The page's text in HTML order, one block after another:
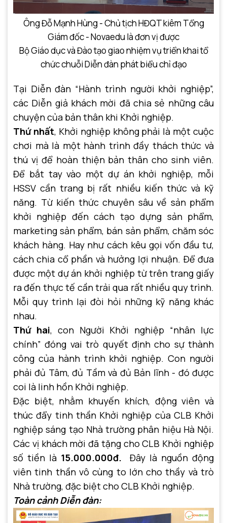
Ông Đỗ Mạnh Hùng - Chủ tịch HĐQT kiêm Tổng
Giám đốc - Novaedu là đơn vị được
Bộ Giáo dục và Đào tạo giao nhiệm vụ triển khai tổ
chức chuỗi Diễn đàn phát biểu chỉ đạo
Tại Diễn đàn “Hành trình người khởi nghiệp”,
các Diễn giả khách mời đã chia sẻ những câu
chuyện của bản thân khi Khởi nghiệp.
Thứ nhất, Khởi nghiệp không phải là một cuộc
chơi mà là một hành trình đầy thách thức và
thú vị để hoàn thiện bản thân cho sinh viên.
Để bắt tay vào một dự án khởi nghiệp, mỗi
HSSV cần trang bị rất nhiều kiến thức và kỹ
năng. Từ kiến thức chuyên sâu về sản phẩm
khởi nghiệp đến cách tạo dựng sản phẩm,
marketing sản phẩm, bán sản phẩm, chăm sóc
khách hàng. Hay như cách kêu gọi vốn đầu tư,
cách chia cổ phần và hưởng lợi nhuận. Để đưa
được một dự án khởi nghiệp từ trên trang giấy
ra đến thực tế cần trải qua rất nhiều quy trình.
Mỗi quy trình lại đòi hỏi những kỹ năng khác
nhau.
Thứ hai, con Người Khởi nghiệp “nhân lực
chính” đóng vai trò quyết định cho sự thành
công của hành trình khởi nghiệp. Con người
phải đủ Tâm, đủ Tầm và đủ Bản lĩnh - đó được
coi là linh hồn Khởi nghiệp.
Đặc biệt, nhằm khuyến khích, động viên và
thúc đẩy tinh thần Khởi nghiệp của CLB Khởi
nghiệp sáng tạo Nhà trường phân hiệu Hà Nội.
Các vị khách mời đã tặng cho CLB Khởi nghiệp
số tiền là 15.000.000đ.
Đây là nguồn động
viên tinh thần vô cùng to lớn cho thầy và trò
Nhà trường, đặc biệt cho CLB Khởi nghiệp.
Toàn cảnh Diễn đàn: